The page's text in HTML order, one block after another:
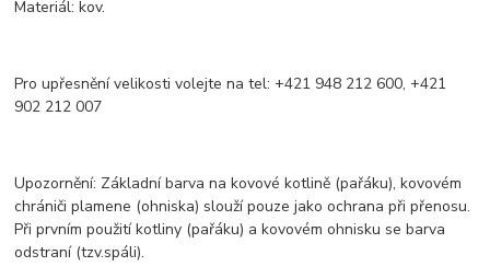
Materiál: kov.
Pro upřesnění velikosti volejte na tel: +421 948 212 600, +421
902 212 007
Upozornění: Základní barva na kovové kotlině (pařáku), kovovém
chrániči plamene (ohniska) slouží pouze jako ochrana při přenosu.
Při prvním použití kotliny (pařáku) a kovovém ohnisku se barva
odstraní (tzv.spáli).